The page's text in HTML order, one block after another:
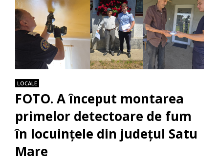
LOCALE
FOTO. A început montarea
primelor detectoare de fum
în locuințele din județul Satu
Mare